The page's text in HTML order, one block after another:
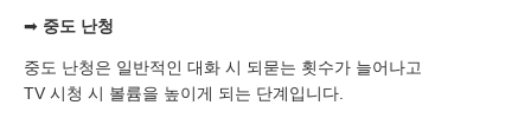
➡ 중도 난청
중도 난청은 일반적인 대화 시 되묻는 횟수가 늘어나고
TV 시청 시 볼륨을 높이게 되는 단계입니다.